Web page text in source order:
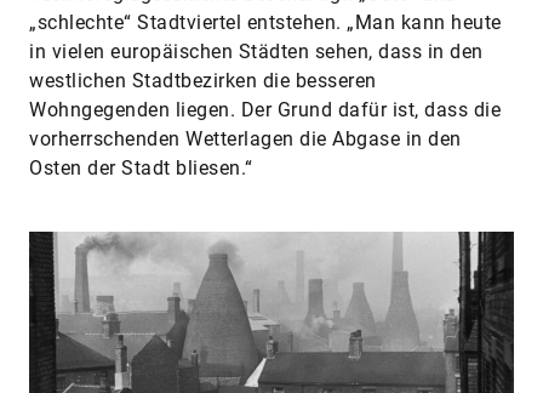
„schlechte“ Stadtviertel entstehen. „Man kann heute
in vielen europäischen Städten sehen, dass in den
westlichen Stadtbezirken die besseren
Wohngegenden liegen. Der Grund dafür ist, dass die
vorherrschenden Wetterlagen die Abgase in den
Osten der Stadt bliesen.“